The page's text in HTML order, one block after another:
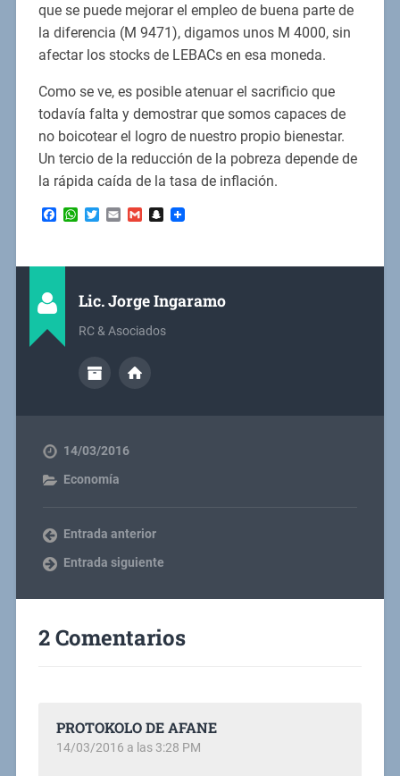
que se puede mejorar el empleo de buena parte de
la diferencia (M 9471), digamos unos M 4000, sin
afectar los stocks de LEBACs en esa moneda.
Como se ve, es posible atenuar el sacrificio que
todavía falta y demostrar que somos capaces de
no boicotear el logro de nuestro propio bienestar.
Un tercio de la reducción de la pobreza depende de
la rápida caída de la tasa de inflación.
Facebook
WhatsApp
Twitter
EmailGmailSnapchat
Lic. Jorge Ingaramo
RC & Asociados
14/03/2016
Economía
Entrada anterior
Entrada siguiente
2 Comentarios
PROTOKOLO DE AFANE
14/03/2016 a las 3:28 PM